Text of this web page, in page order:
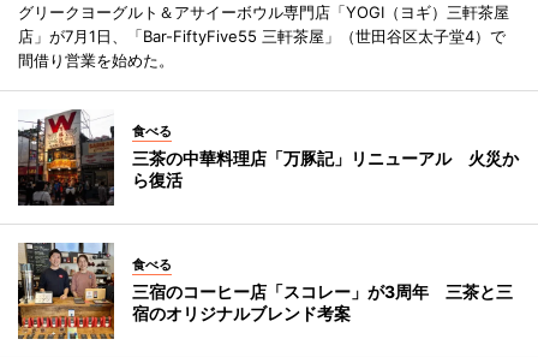
グリークヨーグルト＆アサイーボウル専門店「YOGI（ヨギ）三軒茶屋
店」が7月1日、「Bar-FiftyFive55 三軒茶屋」（世田谷区太子堂4）で
間借り営業を始めた。
食べる
三茶の中華料理店「万豚記」リニューアル 火災か
ら復活
食べる
三宿のコーヒー店「スコレー」が3周年 三茶と三
宿のオリジナルブレンド考案